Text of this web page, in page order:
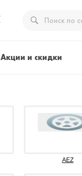
Акции и скидки
AEZ